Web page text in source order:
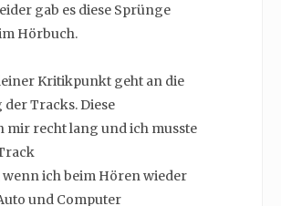
gab es diese Sprünge
Hörbuch.
Kritikpunkt geht an die
der Tracks. Diese
mir recht lang und ich musste
ich beim Hören wieder
und Computer